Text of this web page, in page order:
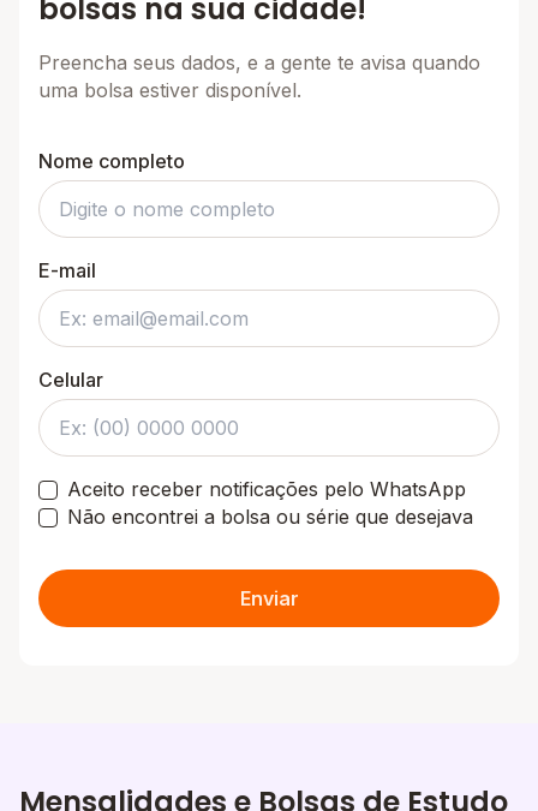
bolsas na sua cidade!
Preencha seus dados, e a gente te avisa quando
uma bolsa estiver disponível.
Nome completo
E-mail
Celular
Aceito receber notificações pelo WhatsApp
Não encontrei a bolsa ou série que desejava
Enviar
Mensalidades e Bolsas de Estudo